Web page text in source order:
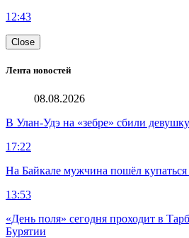
12:43
Close
Лента новостей
08.08.2026
В Улан-Удэ на «зебре» сбили девушку
17:22
На Байкале мужчина пошёл
13:53
«День поля» сегодня проходит в
Бурятии